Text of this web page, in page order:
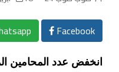
Facebook
انخفض عدد المحامين